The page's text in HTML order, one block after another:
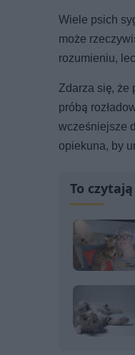
Wiele psich
może
rozumieniu,
Zdarza się, że
próbą
wcześniejsze
opiekuna, by
To